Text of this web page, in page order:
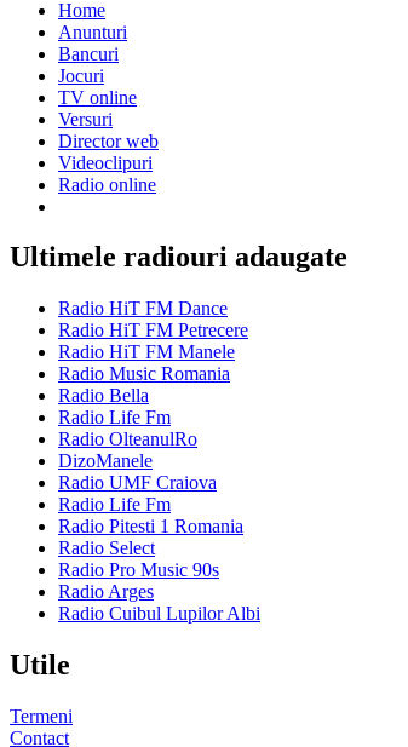
Home
Anunturi
Bancuri
Jocuri
TV online
Versuri
Director web
Videoclipuri
Radio online
Ultimele radiouri adaugate
Radio HiT FM Dance
Radio HiT FM Petrecere
Radio HiT FM Manele
Radio Music Romania
Radio Bella
Radio Life Fm
Radio OlteanulRo
DizoManele
Radio UMF Craiova
Radio Life Fm
Radio Pitesti 1 Romania
Radio Select
Radio Pro Music 90s
Radio Arges
Radio Cuibul Lupilor Albi
Utile
Termeni
Contact